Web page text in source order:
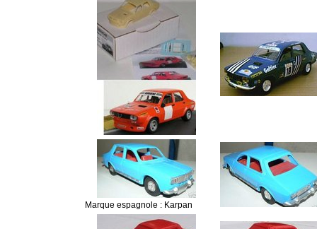
Marque espagnole : Karpan